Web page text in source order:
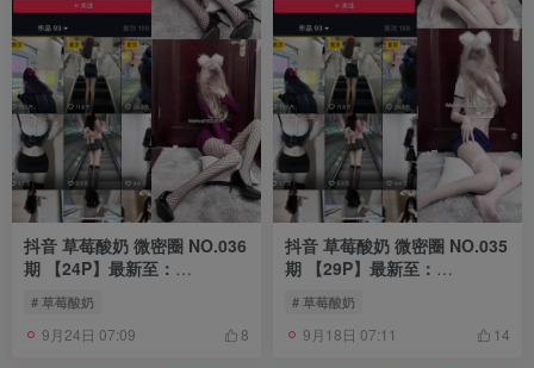
抖音 草莓酸奶 微密圈 NO.036
期 【24P】最新至：
# 草莓酸奶
9月24日 07:09 8
抖音 草莓酸奶 微密圈 NO.035
期 【29P】最新至：
# 草莓酸奶
9月18日 07:11 14